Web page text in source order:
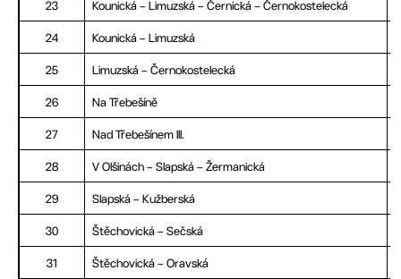
23 Kounická – Limuzská – Černická – Černokostelecká
24 Kounická – Limuzská
25 Limuzská – Černokostelecká
26 Na Třebešíně
27 Nad Třebešínem III.
28 V Olšinách – Slapská – Žermanická
29 Slapská – Kužberská
30 Štěchovická – Sečská
31 Štěchovická – Oravská